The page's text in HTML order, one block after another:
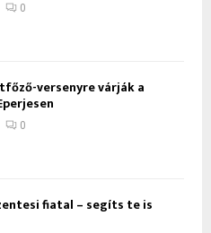
0
versenyre várják a
0
fiatal – segíts te is